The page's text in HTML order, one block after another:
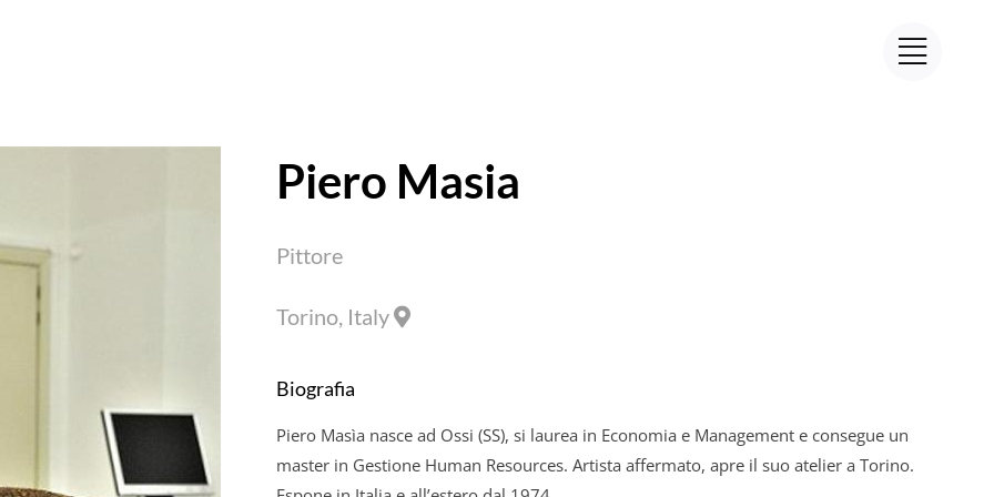
Piero Masia
Pittore
Torino, Italy
Biografia
Piero Masìa nasce ad Ossi (SS), si laurea in Economia e Management e consegue un
master in Gestione Human Resources. Artista affermato, apre il suo atelier a Torino.